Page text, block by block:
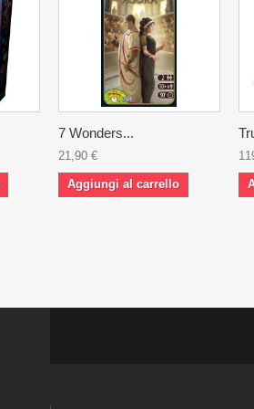
7 Wonders...
21,90 €
Aggiungi al carrello